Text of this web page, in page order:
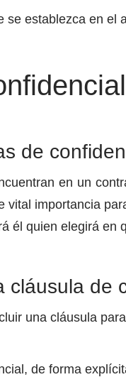
se establezca en
de
en un
vital importancia
él quien elegirá en
cláusula de
una cláusula
de forma